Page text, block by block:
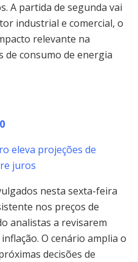
A partida de segunda vai
industrial e comercial, o
relevante na
consumo de energia
eleva projeções de
juros
nesta sexta-feira
nos preços de
analistas a revisarem
O cenário amplia o
decisões de